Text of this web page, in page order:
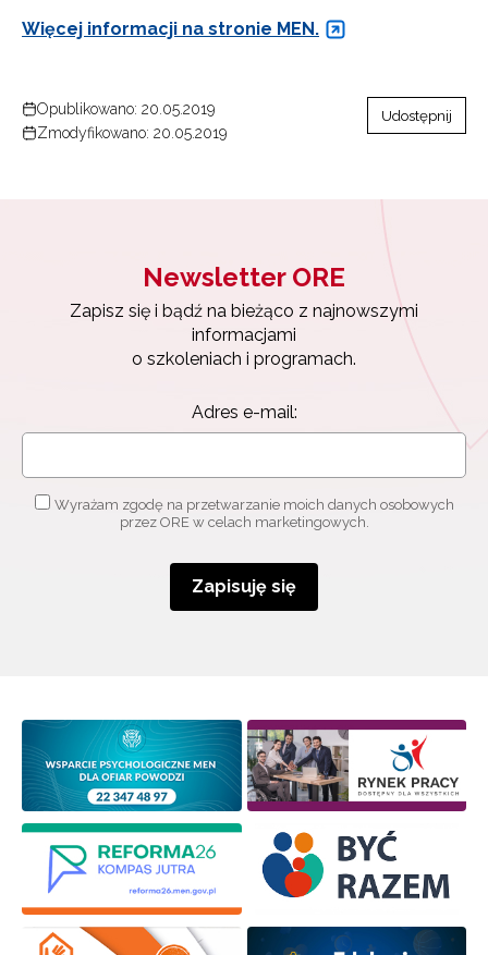
Więcej informacji na stronie MEN.
Opublikowano: 20.05.2019
Zmodyfikowano: 20.05.2019
Udostępnij
Newsletter ORE
Zapisz się i bądź na bieżąco z najnowszymi
informacjami
o szkoleniach i programach.
Adres e-mail:
Wyrażam zgodę na przetwarzanie moich danych osobowych
przez ORE w celach marketingowych.
Zapisuję się
Newsletter ORE
Zapisz się i bądź na bieżąco z najnowszymi
Wyrażam zgodę na przetwarzanie moich danych
osobowych przez ORE w celach marketingowych.
Zapisuję się